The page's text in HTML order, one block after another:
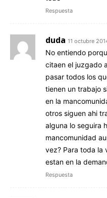
Respuesta
duda 11 octubre
No entiendo
citaen el juzgado
pasar todos los
tienen un trabajo
en la
otros siguen ahi
alguna lo seguira
mancomunidad
vez? Para toda la
estan en la
Respuesta